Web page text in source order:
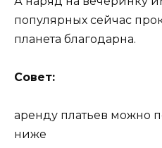
популярных сейчас
планета благодарна.
Совет:
аренду платьев можно
ниже